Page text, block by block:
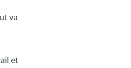
va
et